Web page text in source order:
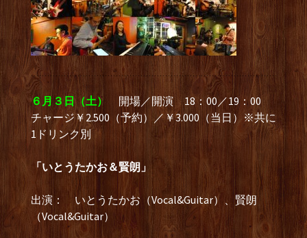
６月３日（土）
開場／開演 18：00／19：00
チャージ￥2.500（予約）／￥3.000（当日）※共に
1ドリンク別
「いとうたかお＆賢朗」
出演： いとうたかお（Vocal&Guitar）、賢朗
（Vocal&Guitar）